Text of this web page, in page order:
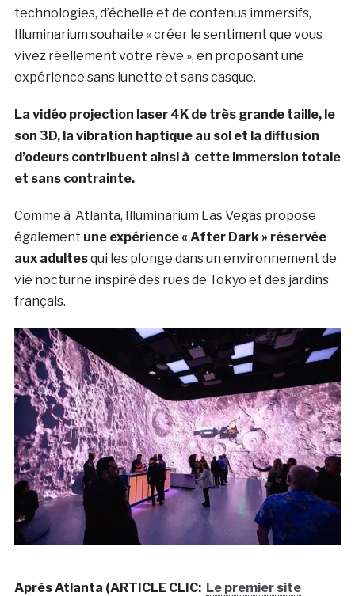
technologies, d’échelle et de contenus immersifs,
Illuminarium souhaite « créer le sentiment que vous
vivez réellement votre rêve », en proposant une
expérience sans lunette et sans casque.
La vidéo projection laser 4K de très grande taille, le
son 3D, la vibration haptique au sol et la diffusion
d’odeurs contribuent ainsi à cette immersion totale
et sans contrainte.
Comme à Atlanta, Illuminarium Las Vegas propose
également une expérience « After Dark » réservée
aux adultesqui les plonge dans un environnement de
vie nocturne inspiré des rues de Tokyo et des jardins
français.
Après Atlanta (ARTICLE CLIC: Le premier site